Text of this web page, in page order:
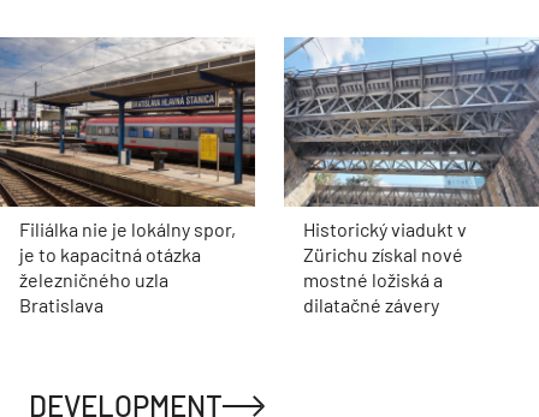
Filiálka nie je lokálny spor,
je to kapacitná otázka
železničného uzla
Bratislava
Historický viadukt v
Zürichu získal nové
mostné ložiská a
dilatačné závery
DEVELOPMENT